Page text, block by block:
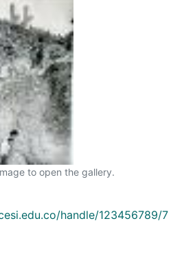
to open the gallery.
handle/123456789/7